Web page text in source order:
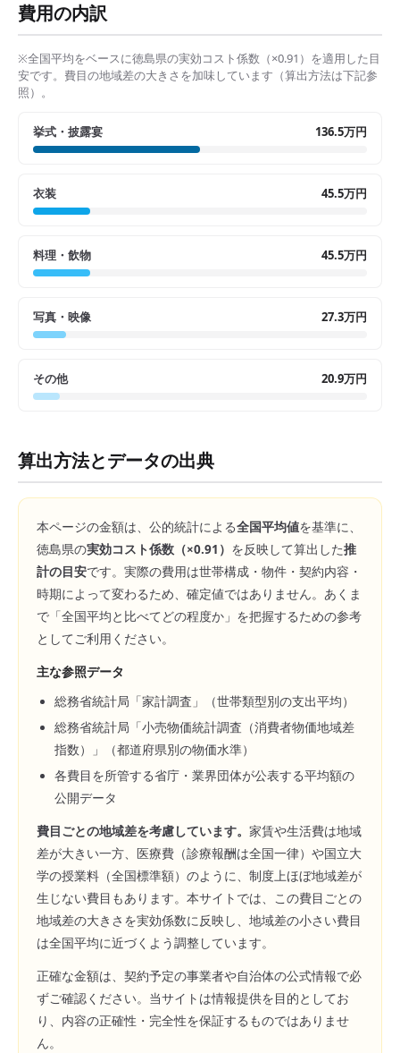
費用の内訳
※全国平均をベースに徳島県の実効コスト係数（×0.91 ）を適用した目
安です。費目の地域差の大きさを加味しています（算出方法は下記参
照）。
挙式・披露宴 136.5万円
衣装 45.5万円
料理・飲物 45.5万円
写真・映像 27.3万円
その他 20.9万円
算出方法とデータの出典
本ページの金額は、公的統計による全国平均値を基準に、
徳島県の実効コスト係数（×0.91 ） を反映して算出した推
計の目安です。実際の費用は世帯構成・物件・契約内容・
時期によって変わるため、確定値ではありません。あくま
で「全国平均と比べてどの程度か」を把握するための参考
としてご利用ください。
主な参照データ
総務省統計局「家計調査」（世帯類型別の支出平均）
総務省統計局「小売物価統計調査（消費者物価地域差
指数）」（都道府県別の物価水準）
各費目を所管する省庁・業界団体が公表する平均額の
公開データ
費目ごとの地域差を考慮しています。 家賃や生活費は地域
差が大きい一方、医療費（診療報酬は全国一律）や国立大
学の授業料（全国標準額）のように、制度上ほぼ地域差が
生じない費目もあります。本サイトでは、この費目ごとの
地域差の大きさを実効係数に反映し、地域差の小さい費目
は全国平均に近づくよう調整しています。
正確な金額は、契約予定の事業者や自治体の公式情報で必
ずご確認ください。当サイトは情報提供を目的としてお
り、内容の正確性・完全性を保証するものではありませ
ん。